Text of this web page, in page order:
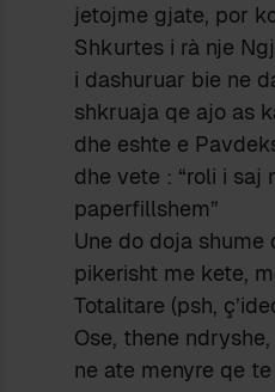
jetojme gjate, por
Shkurtes i rà nje
i dashuruar bie ne
shkruaja qe ajo as
dhe eshte e
dhe vete : “roli i saj
paperfillshem”
Une do doja shume
pikerisht me kete,
Totalitare (psh,
Ose, thene
ne ate menyre qe